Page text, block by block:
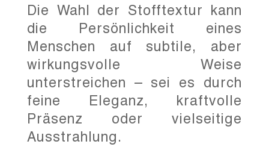
Die Wahl der Stofftextur kann
die Persönlichkeit eines
Menschen auf subtile, aber
wirkungsvolle Weise
unterstreichen – sei es durch
feine Eleganz, kraftvolle
Präsenz oder vielseitige
Ausstrahlung.